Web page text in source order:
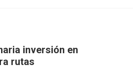
inversión en
rutas